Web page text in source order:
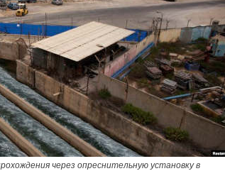
через опреснительную установку в